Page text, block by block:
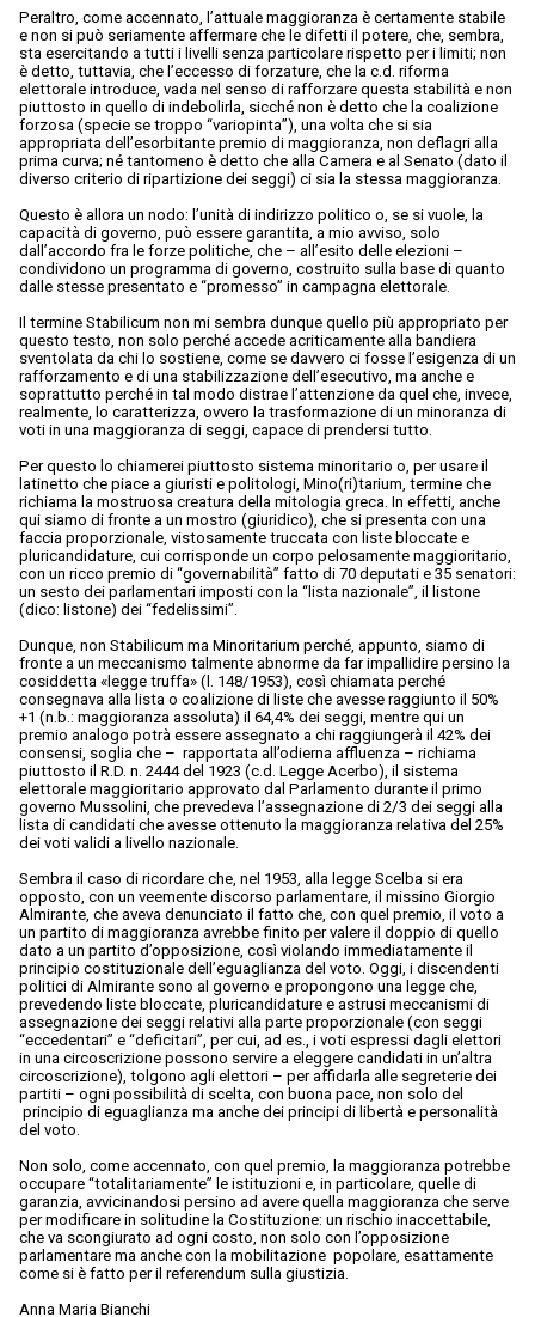
Peraltro, come accennato, l’attuale maggioranza è certamente stabile
e non si può seriamente affermare che le difetti il potere, che, sembra,
sta esercitando a tutti i livelli senza particolare rispetto per i limiti; non
è detto, tuttavia, che l’eccesso di forzature, che la c.d. riforma
elettorale introduce, vada nel senso di rafforzare questa stabilità e non
piuttosto in quello di indebolirla, sicché non è detto che la coalizione
forzosa (specie se troppo “variopinta”), una volta che si sia
appropriata dell’esorbitante premio di maggioranza, non deflagri alla
prima curva; né tantomeno è detto che alla Camera e al Senato (dato il
diverso criterio di ripartizione dei seggi) ci sia la stessa maggioranza.
Questo è allora un nodo: l’unità di indirizzo politico o, se si vuole, la
capacità di governo, può essere garantita, a mio avviso, solo
dall’accordo fra le forze politiche, che – all’esito delle elezioni –
condividono un programma di governo, costruito sulla base di quanto
dalle stesse presentato e “promesso” in campagna elettorale.
Il termine Stabilicum non mi sembra dunque quello più appropriato per
questo testo, non solo perché accede acriticamente alla bandiera
sventolata da chi lo sostiene, come se davvero ci fosse l’esigenza di un
rafforzamento e di una stabilizzazione dell’esecutivo, ma anche e
soprattutto perché in tal modo distrae l’attenzione da quel che, invece,
realmente, lo caratterizza, ovvero la trasformazione di un minoranza di
voti in una maggioranza di seggi, capace di prendersi tutto.
Per questo lo chiamerei piuttosto sistema minoritario o, per usare il
latinetto che piace a giuristi e politologi, Mino(ri)tarium, termine che
richiama la mostruosa creatura della mitologia greca. In effetti, anche
qui siamo di fronte a un mostro (giuridico), che si presenta con una
faccia proporzionale, vistosamente truccata con liste bloccate e
pluricandidature, cui corrisponde un corpo pelosamente maggioritario,
con un ricco premio di “governabilità” fatto di 70 deputati e 35 senatori:
un sesto dei parlamentari imposti con la “lista nazionale”, il listone
(dico: listone) dei “fedelissimi”.
Dunque, non Stabilicum ma Minoritarium perché, appunto, siamo di
fronte a un meccanismo talmente abnorme da far impallidire persino la
cosiddetta «legge truffa» (l. 148/1953), così chiamata perché
consegnava alla lista o coalizione di liste che avesse raggiunto il 50%
+1 (n.b.: maggioranza assoluta) il 64,4% dei seggi, mentre qui un
premio analogo potrà essere assegnato a chi raggiungerà il 42% dei
consensi, soglia che – rapportata all’odierna affluenza – richiama
piuttosto il R.D. n. 2444 del 1923 (c.d. Legge Acerbo), il sistema
elettorale maggioritario approvato dal Parlamento durante il primo
governo Mussolini, che prevedeva l’assegnazione di 2/3 dei seggi alla
lista di candidati che avesse ottenuto la maggioranza relativa del 25%
dei voti validi a livello nazionale.
Sembra il caso di ricordare che, nel 1953, alla legge Scelba si era
opposto, con un veemente discorso parlamentare, il missino Giorgio
Almirante, che aveva denunciato il fatto che, con quel premio, il voto a
un partito di maggioranza avrebbe finito per valere il doppio di quello
dato a un partito d’opposizione, così violando immediatamente il
principio costituzionale dell’eguaglianza del voto. Oggi, i discendenti
politici di Almirante sono al governo e propongono una legge che,
prevedendo liste bloccate, pluricandidature e astrusi meccanismi di
assegnazione dei seggi relativi alla parte proporzionale (con seggi
“eccedentari” e “deficitari”, per cui, ad es., i voti espressi dagli elettori
in una circoscrizione possono servire a eleggere candidati in un’altra
circoscrizione), tolgono agli elettori – per affidarla alle segreterie dei
partiti – ogni possibilità di scelta, con buona pace, non solo del
principio di eguaglianza ma anche dei principi di libertà e personalità
del voto.
Non solo, come accennato, con quel premio, la maggioranza potrebbe
occupare “totalitariamente” le istituzioni e, in particolare, quelle di
garanzia, avvicinandosi persino ad avere quella maggioranza che serve
per modificare in solitudine la Costituzione: un rischio inaccettabile,
che va scongiurato ad ogni costo, non solo con l’opposizione
parlamentare ma anche con la mobilitazione popolare, esattamente
come si è fatto per il referendum sulla giustizia.
Anna Maria Bianchi